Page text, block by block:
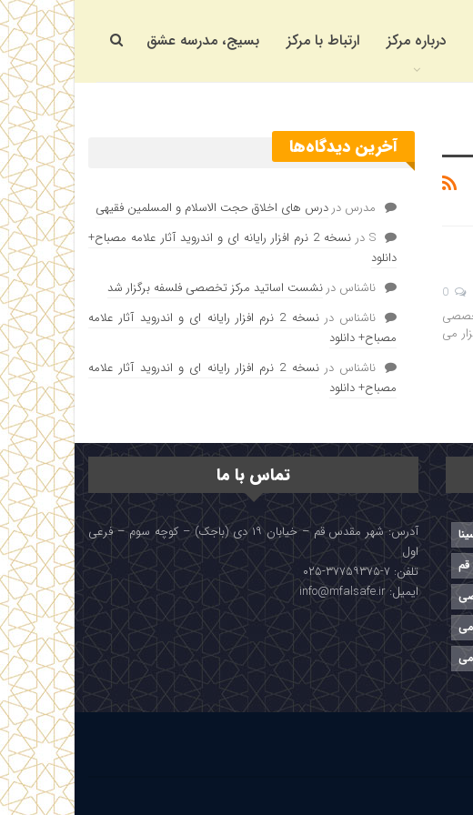
درباره مرکز ارتباط با مرکز بسیج، مدرسه عشق
می
آخرین دیدگاه‌ها
مدرس در درس های اخلاق حجت الاسلام و المسلمین فقیهی
Sدر
نسخه 2 نرم افزار رایانه ای و اندروید آثار علامه مصباح+
دانلود
ناشناس در نشست اساتید مرکز تخصصی فلسفه برگزار شد
ناشناس در
نسخه 2 نرم افزار رایانه ای و اندروید آثار علامه
مصباح+ دانلود
ناشناس در
نسخه 2 نرم افزار رایانه ای و اندروید آثار علامه
مصباح+ دانلود
قم
تماس با ما
آدرس: شهر مقدس قم – خیابان ۱۹ دی (باجک) – کوچه سوم – فرعی
اول
تلفن: ۷-۳۷۷۵۹۳۷۵-۰۲۵
ایمیل: info@mfalsafe.ir